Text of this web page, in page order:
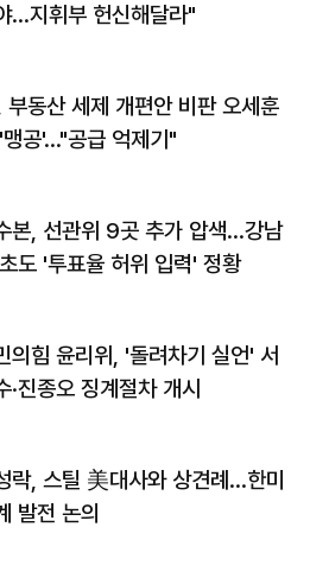
…지휘부 헌신해달라"
동산 세제 개편안 비판 오세훈
공'…"공급 억제기"
본, 선관위 9곳 추가 압색…강남
도 '투표율 허위 입력' 정황
의힘 윤리위, '돌려차기 실언' 서
·진종오 징계절차 개시
락, 스틸 美대사와 상견례…한미
발전 논의